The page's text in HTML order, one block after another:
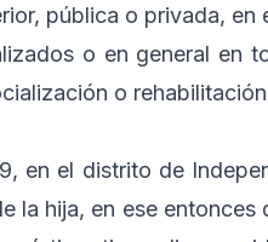
pública o privada, en
o en general en
o
en el distrito de
la hija, en ese entonces